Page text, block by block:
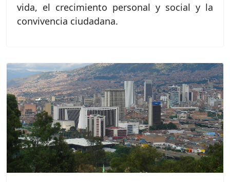
vida, el crecimiento personal y social y la
convivencia ciudadana.